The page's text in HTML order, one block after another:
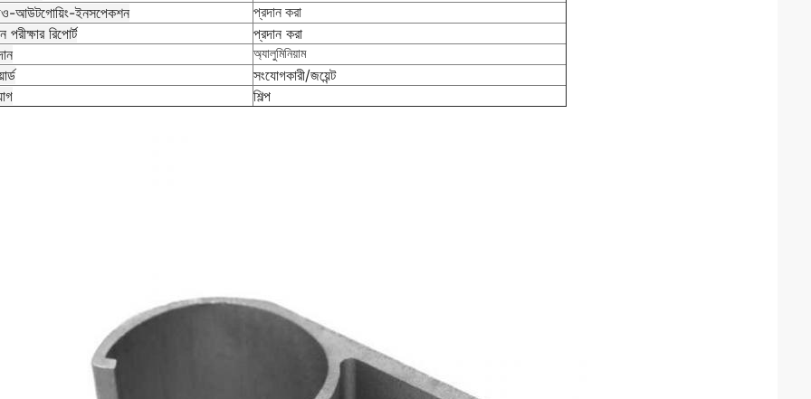
আউটগোয়িং-ইনসপেকশন প্রদান করা
পরীক্ষার রিপোর্ট
প্রদান করা
অ্যালুমিনিয়াম
সংযোগকারী/জয়েন্ট
শিল্প